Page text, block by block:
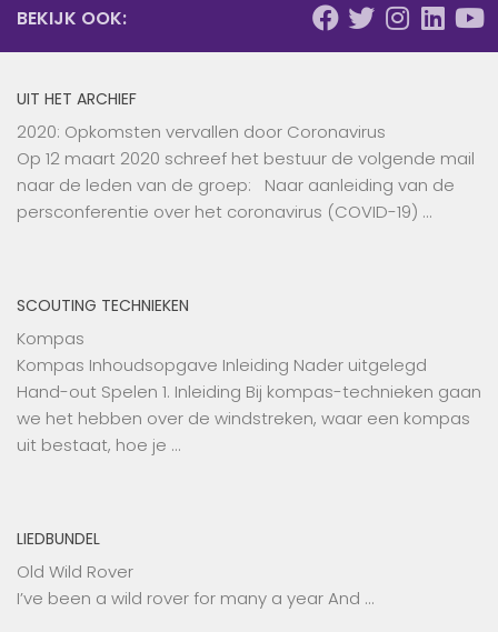
BEKIJK OOK:
UIT HET ARCHIEF
2020: Opkomsten vervallen door Coronavirus
Op 12 maart 2020 schreef het bestuur de volgende mail
naar de leden van de groep: Naar aanleiding van de
persconferentie over het coronavirus (COVID-19) …
SCOUTING TECHNIEKEN
Kompas
Kompas Inhoudsopgave Inleiding Nader uitgelegd
Hand-out Spelen 1. Inleiding Bij kompas-technieken gaan
we het hebben over de windstreken, waar een kompas
uit bestaat, hoe je …
LIEDBUNDEL
Old Wild Rover
I’ve been a wild rover for many a year And …